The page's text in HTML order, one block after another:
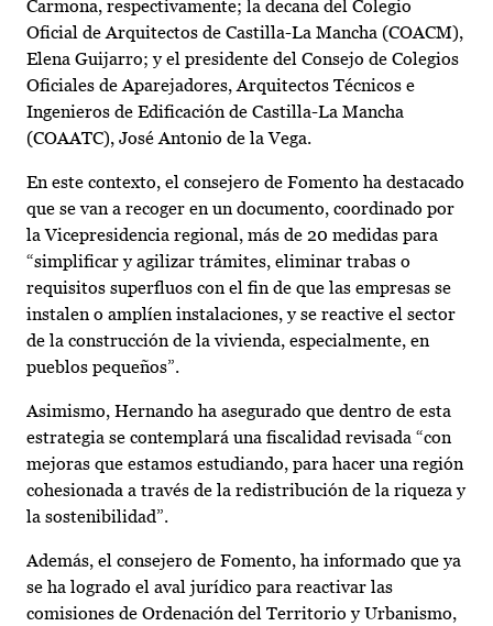
Carmona, respectivamente; la decana del Colegio
Oficial de Arquitectos de Castilla-La Mancha (COACM),
Elena Guijarro; y el presidente del Consejo de Colegios
Oficiales de Aparejadores, Arquitectos Técnicos e
Ingenieros de Edificación de Castilla-La Mancha
(COAATC), José Antonio de la Vega.
En este contexto, el consejero de Fomento ha destacado
que se van a recoger en un documento, coordinado por
la Vicepresidencia regional, más de 20 medidas para
“simplificar y agilizar trámites, eliminar trabas o
requisitos superfluos con el fin de que las empresas se
instalen o amplíen instalaciones, y se reactive el sector
de la construcción de la vivienda, especialmente, en
pueblos pequeños”.
Asimismo, Hernando ha asegurado que dentro de esta
estrategia se contemplará una fiscalidad revisada “con
mejoras que estamos estudiando, para hacer una región
cohesionada a través de la redistribución de la riqueza y
la sostenibilidad”.
Además, el consejero de Fomento, ha informado que ya
se ha logrado el aval jurídico para reactivar las
comisiones de Ordenación del Territorio y Urbanismo,